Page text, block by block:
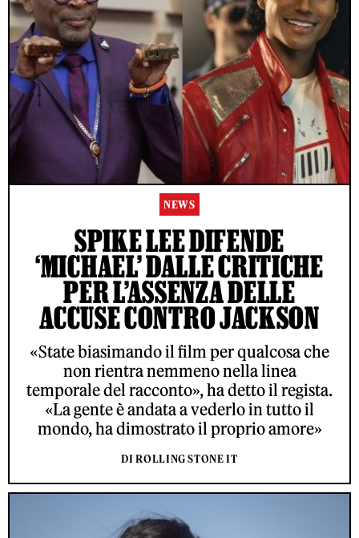
NEWS
SPIKE LEE DIFENDE
‘MICHAEL’ DALLE CRITICHE
PER L’ASSENZA DELLE
ACCUSE CONTRO JACKSON
«State biasimando il film per qualcosa che
non rientra nemmeno nella linea
temporale del racconto», ha detto il regista.
«La gente è andata a vederlo in tutto il
mondo, ha dimostrato il proprio amore»
DI ROLLING STONE IT